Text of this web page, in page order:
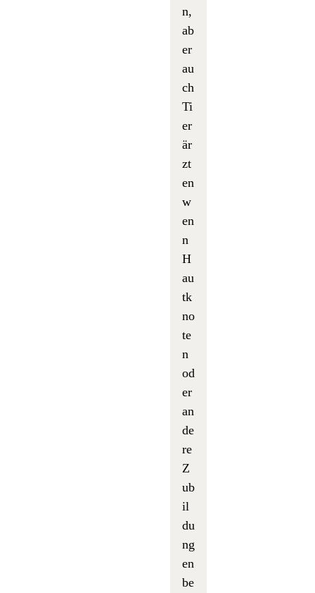
n,
ab
er
au
ch
Ti
er
är
zt
en
w
en
n
H
au
tk
no
te
n
od
er
an
de
re
Z
ub
il
du
ng
en
be